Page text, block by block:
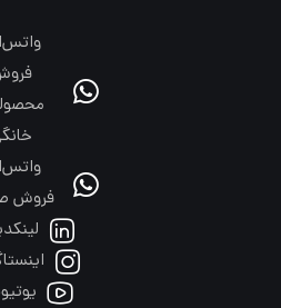
واتس‌اپ
فروش
محصولات
خانگی
واتس‌اپ
فروش صنایع
لینکدین
اینستاگرام
یوتیوب